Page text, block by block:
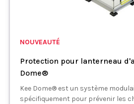
NOUVEAUTÉ
Protection pour lanterneau
Dome®
Kee Dome® est un système
spécifiquement pour prévenir les